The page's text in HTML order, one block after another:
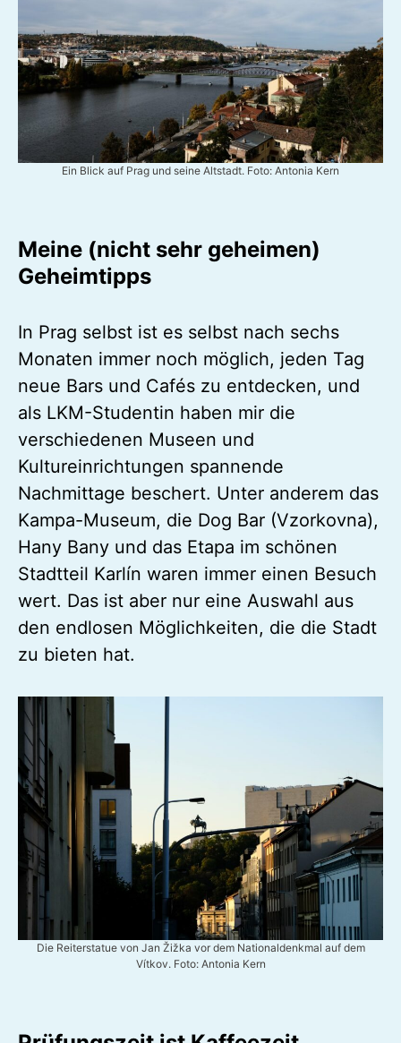
Ein Blick auf Prag und seine Altstadt. Foto: Antonia Kern
Meine (nicht sehr geheimen)
Geheimtipps
In Prag selbst ist es selbst nach sechs
Monaten immer noch möglich, jeden Tag
neue Bars und Cafés zu entdecken, und
als LKM-Studentin haben mir die
verschiedenen Museen und
Kultureinrichtungen spannende
Nachmittage beschert. Unter anderem das
Kampa-Museum, die Dog Bar (Vzorkovna),
Hany Bany und das Etapa im schönen
Stadtteil Karlín waren immer einen Besuch
den endlosen Möglichkeiten, die die Stadt
zu bieten hat.